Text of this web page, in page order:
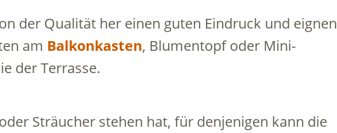
der Qualität her einen guten Eindruck und eignen
am Balkonkasten, Blumentopf oder Mini-
der Terrasse.
Sträucher stehen hat, für denjenigen kann die